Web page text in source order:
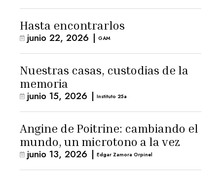
Hasta encontrarlos
junio 22, 2026 | GAM
Nuestras casas, custodias de la
memoria
junio 15, 2026 | Instituto 25a
Angine de Poitrine: cambiando el
mundo, un microtono a la vez
junio 13, 2026 | Edgar Zamora Orpinel